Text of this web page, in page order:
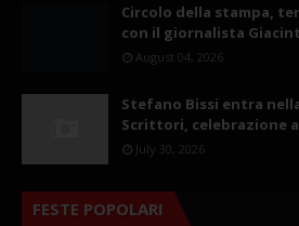
Circolo della stampa,
con il giornalista
August 04, 2026
Stefano Bissi entra
Scrittori, celebrazione a
July 30, 2026
FESTE POPOLARI